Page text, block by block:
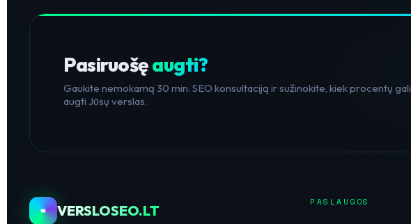
Pasiruošęaugti?
Gaukite nemokamą 30 min. SEO konsultaciją ir sužinokite, kiek procentų gali
augti Jūsų verslas.
VERSLOSEO.LT
PASLAUGOS